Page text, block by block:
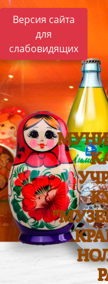
Версия сайта
для
слабовидящих